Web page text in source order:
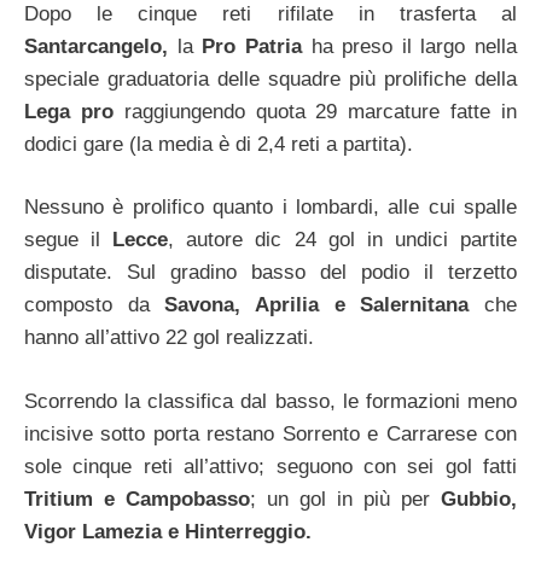
Dopo le cinque reti rifilate in trasferta al
Santarcangelo, la Pro Patriaha preso il largo nella
speciale graduatoria delle squadre più prolifiche della
Lega proraggiungendo quota 29 marcature fatte in
dodici gare (la media è di 2,4 reti a partita).
Nessuno è prolifico quanto i lombardi, alle cui spalle
segue il
Lecce, autore dic 24 gol in undici partite
disputate. Sul gradino basso del podio il terzetto
composto daSavona, Aprilia e Salernitanache
hanno all’attivo 22 gol realizzati.
Scorrendo la classifica dal basso, le formazioni meno
incisive sotto porta restano Sorrento e Carrarese con
sole cinque reti all’attivo; seguono con sei gol fatti
Tritium e Campobasso; un gol in più per Gubbio,
Vigor Lamezia e Hinterreggio.